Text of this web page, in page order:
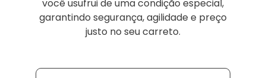
você usufrui de uma condição especial,
garantindo segurança, agilidade e preço
justo no seu carreto.